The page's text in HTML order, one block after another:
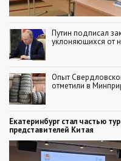
Путин подписал
уклоняющихся от
Опыт
отметили в
Екатеринбург стал частью
представителей Китая